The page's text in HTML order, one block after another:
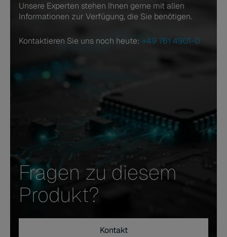
Unsere Experten stehen Ihnen gerne mit allen
Informationen zur Verfügung, die Sie benötigen.
Kontaktieren Sie uns noch heute: +49 761 4901-0
Fragen zu diesem
Produkt?
Kontakt